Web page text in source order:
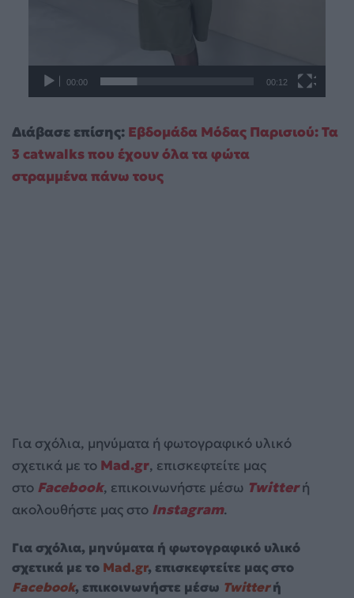
00:00 00:12
Διάβασε επίσης: Εβδομάδα Μόδας Παρισιού: Τα
3 catwalks που έχουν όλα τα φώτα
στραμμένα πάνω τους
Για σχόλια, μηνύματα ή φωτογραφικό υλικό
σχετικά με το Mad.gr, επισκεφτείτε μας
στο Facebook, επικοινωνήστε μέσω Twitter ή
ακολουθήστε μας στο Instagram.
Για σχόλια, μηνύματα ή φωτογραφικό υλικό
σχετικά με το Mad.gr, επισκεφτείτε μας στο
Facebook, επικοινωνήστε μέσω Twitterή